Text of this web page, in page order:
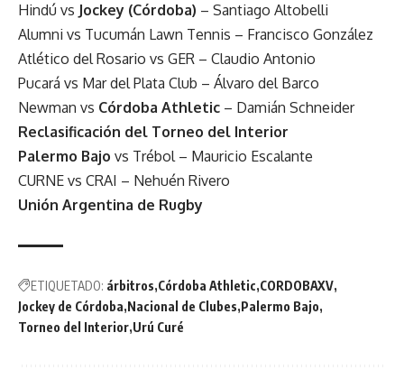
Hindú vs Jockey (Córdoba) – Santiago Altobelli
Alumni vs Tucumán Lawn Tennis – Francisco González
Atlético del Rosario vs GER – Claudio Antonio
Pucará vs Mar del Plata Club – Álvaro del Barco
Newman vs Córdoba Athletic – Damián Schneider
Reclasificación del Torneo del Interior
Palermo Bajo vs Trébol – Mauricio Escalante
CURNE vs CRAI – Nehuén Rivero
Unión Argentina de Rugby
ETIQUETADO: árbitros Córdoba Athletic CORDOBAXV
Jockey de Córdoba Nacional de Clubes Palermo Bajo
Torneo del Interior Urú Curé